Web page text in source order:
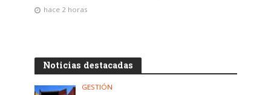
hace 2 horas
Noticias destacadas
GESTIÓN